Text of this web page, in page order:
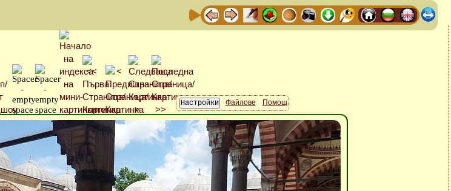
Файлове Помощ